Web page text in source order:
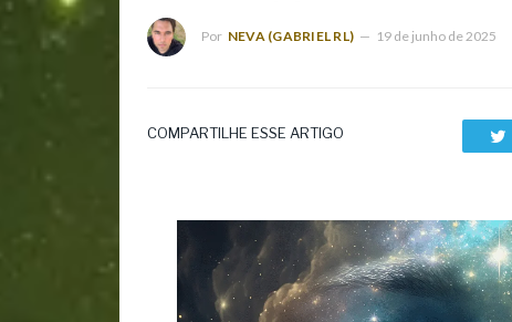
Por NEVA (GABRIEL RL) 19 de junho de 2025
COMPARTILHE ESSE ARTIGO